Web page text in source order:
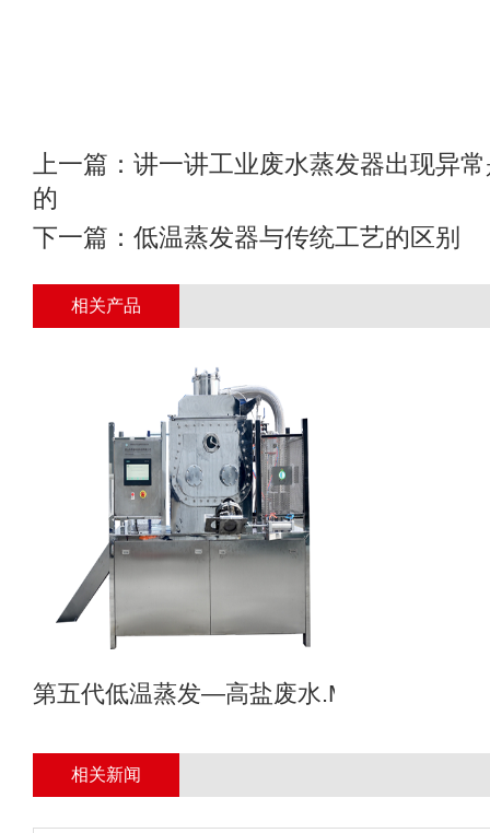
上一篇： 讲一讲工业废水蒸发器出现异
的
下一篇： 低温蒸发器与传统工艺的区别
相关产品
第五代低温蒸发—高盐废水.MVR母液专业
相关新闻